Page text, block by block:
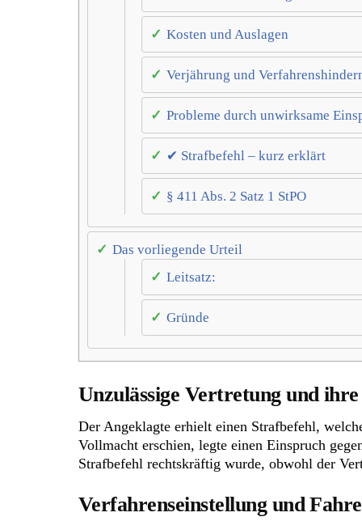
Kosten und Auslagen
Verjährung und
Probleme durch unwirksame
✔ Strafbefehl – kurz erklärt
§ 411 Abs. 2 Satz 1 StPO
Das vorliegende Urteil
Leitsatz:
Gründe
Unzulässige Vertretung und
Der Angeklagte erhielt einen Strafbefehl,
Vollmacht erschien, legte einen Einspruch
Strafbefehl rechtskräftig wurde, obwohl der
Verfahrenseinstellung und